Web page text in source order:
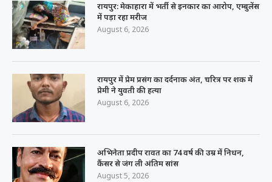
रायपुर: मेकाहारा में भर्ती से इनकार का आरोप, एम्बुलेंस
में पड़ा रहा मरीज
August 6, 2026
रायपुर में प्रेम प्रसंग का दर्दनाक अंत, चरित्र पर शक में
प्रेमी ने युवती की हत्या
August 6, 2026
अभिनेता प्रदीप रावत का 74 वर्ष की उम्र में निधन,
कैंसर से जंग ली अंतिम सांस
August 5, 2026